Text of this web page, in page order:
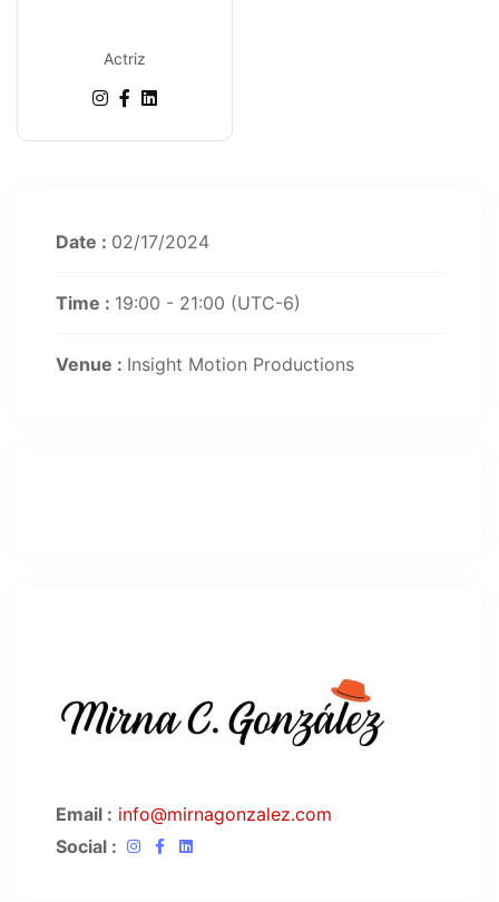
Actriz
Date : 02/17/2024
Time : 19:00 - 21:00 (UTC-6)
Venue : Insight Motion Productions
Email : info@mirnagonzalez.com
Social :